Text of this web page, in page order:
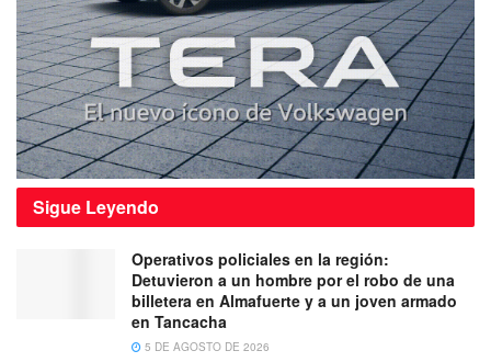
Sigue Leyendo
Operativos policiales en la región:
Detuvieron a un hombre por el robo de una
billetera en Almafuerte y a un joven armado
en Tancacha
5 DE AGOSTO DE 2026